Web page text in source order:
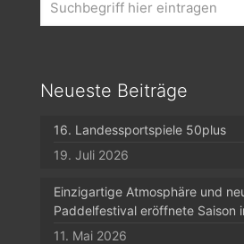
Neueste Beiträge
16. Landessportspiele 50plus
19. Juli 2026
Einzigartige Atmosphäre und
Paddelfestival eröffnete Saison
11. Mai 2026